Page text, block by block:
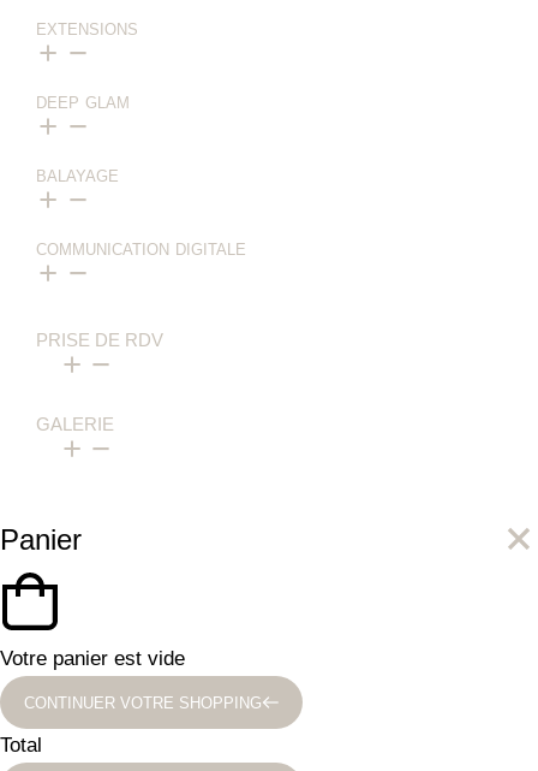
EXTENSIONS
DEEP GLAM
BALAYAGE
COMMUNICATION DIGITALE
PRISE DE RDV
GALERIE
Panier
Votre panier est vide
CONTINUER VOTRE SHOPPING
Total